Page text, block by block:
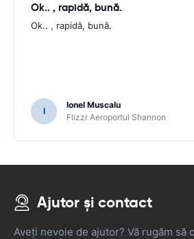
Ok.. , rapidă, bună.
Ok.. , rapidă, bună.
I
Ionel Muscalu
Flizzr Aeroportul Shannon
Ajutor și contact
Aveți nevoie de ajutor? Vă rugăm să